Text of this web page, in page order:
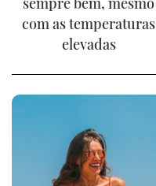
com as temperaturas
elevadas